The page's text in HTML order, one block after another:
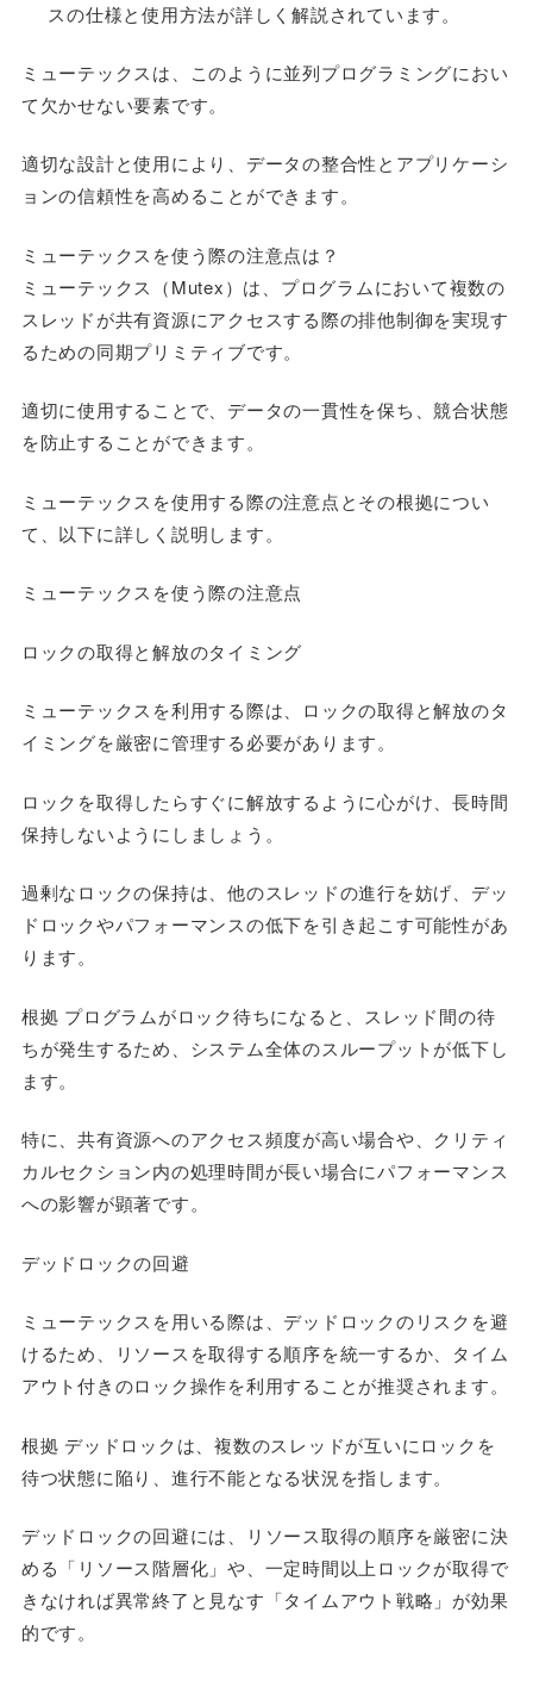
スの仕様と使用方法が詳しく解説されています。
ミューテックスは、このように並列プログラミングにおい
て欠かせない要素です。
適切な設計と使用により、データの整合性とアプリケーシ
ョンの信頼性を高めることができます。
ミューテックスを使う際の注意点は？
ミューテックス（Mutex）は、プログラムにおいて複数の
スレッドが共有資源にアクセスする際の排他制御を実現す
るための同期プリミティブです。
適切に使用することで、データの一貫性を保ち、競合状態
を防止することができます。
ミューテックスを使用する際の注意点とその根拠につい
て、以下に詳しく説明します。
ミューテックスを使う際の注意点
ロックの取得と解放のタイミング
ミューテックスを利用する際は、ロックの取得と解放のタ
イミングを厳密に管理する必要があります。
ロックを取得したらすぐに解放するように心がけ、長時間
保持しないようにしましょう。
過剰なロックの保持は、他のスレッドの進行を妨げ、デッ
ドロックやパフォーマンスの低下を引き起こす可能性があ
ります。
根拠 プログラムがロック待ちになると、スレッド間の待
ちが発生するため、システム全体のスループットが低下し
ます。
特に、共有資源へのアクセス頻度が高い場合や、クリティ
カルセクション内の処理時間が長い場合にパフォーマンス
への影響が顕著です。
デッドロックの回避
ミューテックスを用いる際は、デッドロックのリスクを避
けるため、リソースを取得する順序を統一するか、タイム
アウト付きのロック操作を利用することが推奨されます。
根拠 デッドロックは、複数のスレッドが互いにロックを
待つ状態に陥り、進行不能となる状況を指します。
デッドロックの回避には、リソース取得の順序を厳密に決
める「リソース階層化」や、一定時間以上ロックが取得で
きなければ異常終了と見なす「タイムアウト戦略」が効果
的です。